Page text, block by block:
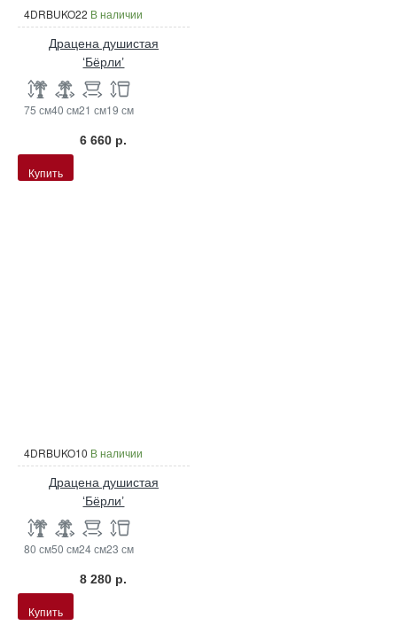
4DRBUKO22 В наличии
Драцена душистая
‘Бёрли’
75 см40 см21 см19 см
6 660 р.
Купить
4DRBUKO10 В наличии
Драцена душистая
‘Бёрли’
80 см50 см24 см23 см
8 280 р.
Купить